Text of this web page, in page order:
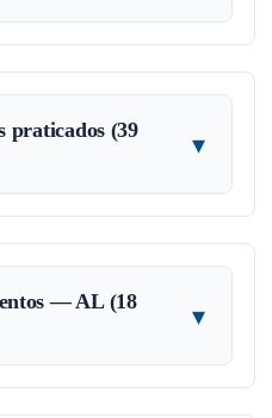
praticados (39
▾
— AL (18
▾